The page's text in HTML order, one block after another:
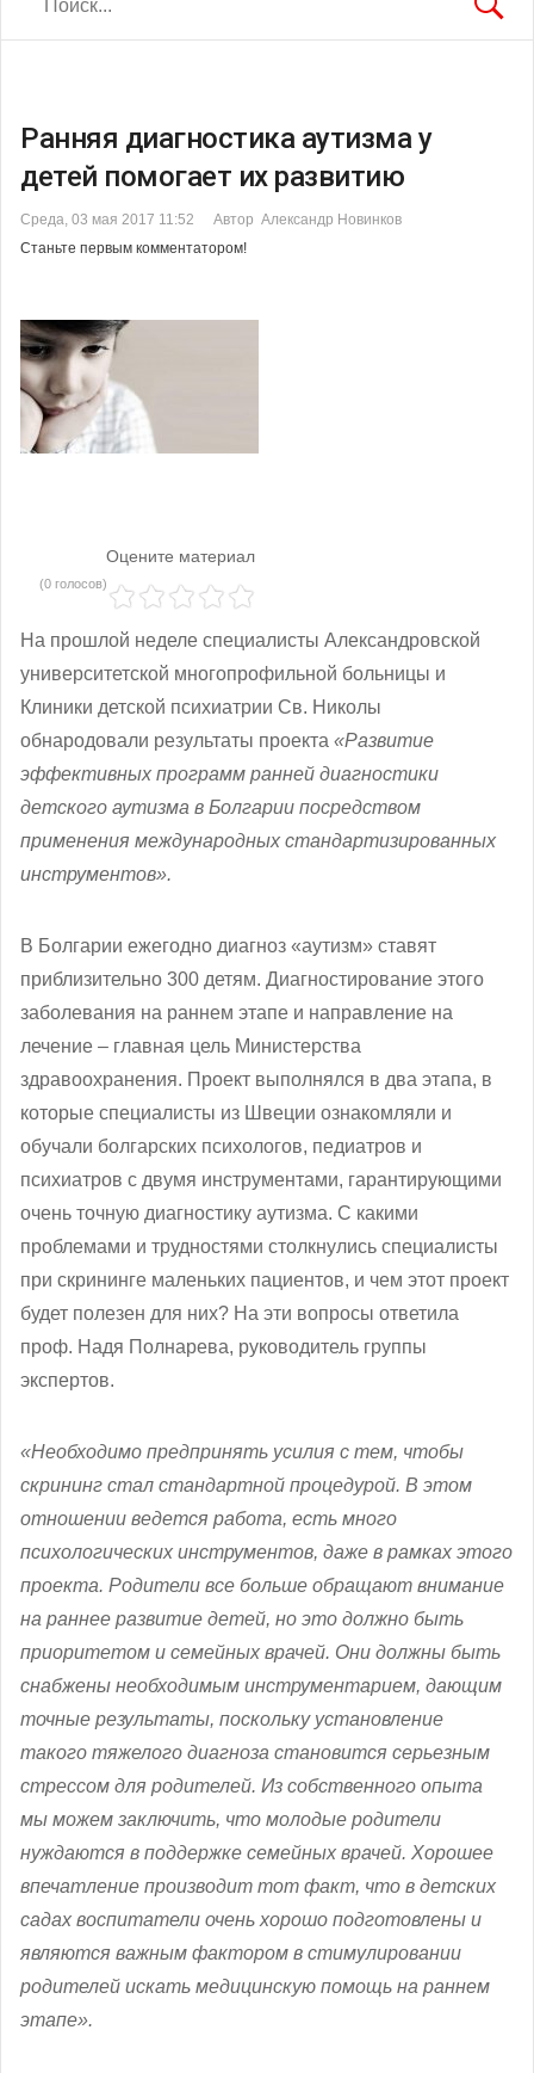
Ранняя диагностика аутизма у
детей помогает их развитию
Среда, 03 мая 2017 11:52
Автор Александр Новинков
Станьте первым комментатором!
Оцените материал
(0 голосов)
На прошлой неделе специалисты Александровской
университетской многопрофильной больницы и
Клиники детской психиатрии Св. Николы
обнародовали результаты проекта «Развитие
эффективных программ ранней диагностики
детского аутизма в Болгарии посредством
применения международных стандартизированных
инструментов».
В Болгарии ежегодно диагноз «аутизм» ставят
приблизительно 300 детям. Диагностирование этого
заболевания на раннем этапе и направление на
лечение – главная цель Министерства
здравоохранения. Проект выполнялся в два этапа, в
которые специалисты из Швеции ознакомляли и
обучали болгарских психологов, педиатров и
психиатров с двумя инструментами, гарантирующими
очень точную диагностику аутизма. С какими
проблемами и трудностями столкнулись специалисты
при скрининге маленьких пациентов, и чем этот проект
будет полезен для них? На эти вопросы ответила
проф. Надя Полнарева, руководитель группы
экспертов.
«Необходимо предпринять усилия с тем, чтобы
скрининг стал стандартной процедурой. В этом
отношении ведется работа, есть много
психологических инструментов, даже в рамках этого
проекта. Родители все больше обращают внимание
на раннее развитие детей, но это должно быть
приоритетом и семейных врачей. Они должны быть
снабжены необходимым инструментарием, дающим
точные результаты, поскольку установление
такого тяжелого диагноза становится серьезным
стрессом для родителей. Из собственного опыта
мы можем заключить, что молодые родители
нуждаются в поддержке семейных врачей. Хорошее
впечатление производит тот факт, что в детских
садах воспитатели очень хорошо подготовлены и
являются важным фактором в стимулировании
родителей искать медицинскую помощь на раннем
этапе».